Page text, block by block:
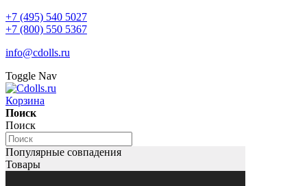
+7 (495) 540 5027
+7 (800) 550 5367
info@cdolls.ru
Toggle Nav
Корзина
Поиск
Поиск
Популярные совпадения
Товары